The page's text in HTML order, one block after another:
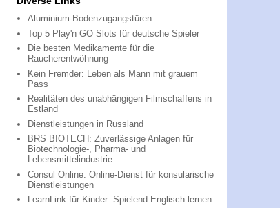
Aluminium-Bodenzugangstüren
Top 5 Play'n GO Slots für deutsche Spieler
Die besten Medikamente für die
Raucherentwöhnung
Kein Fremder: Leben als Mann mit grauem
Pass
Realitäten des unabhängigen Filmschaffens in
Estland
Dienstleistungen in Russland
BRS BIOTECH: Zuverlässige Anlagen für
Biotechnologie-, Pharma- und
Lebensmittelindustrie
Consul Online: Online-Dienst für konsularische
Dienstleistungen
LearnLink für Kinder: Spielend Englisch lernen